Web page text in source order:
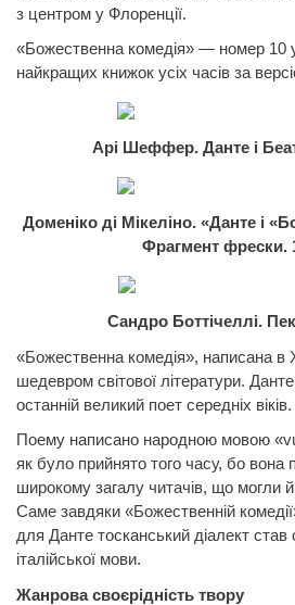
з центром у Флоренції.
«Божественна комедія» — номер 10
найкращих книжок усіх часів за
Арі Шеффер. Данте і
Доменіко ді Мікеліно. «Данте і
Фрагмент фрески.
Сандро Боттічеллі.
«Божественна комедія», написана в
шедевром світової літератури. Данте
останній великий поет середніх віків.
Поему написано народною мовою «
як було прийнято того часу, бо вона
широкому загалу читачів, що могли
Саме завдяки «Божественній
для Данте тосканський діалект став
італійської мови.
Жанрова своєрідність твору